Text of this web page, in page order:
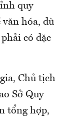
quy
văn hóa, dù
có đặc
Chủ tịch
Sở Quy
tổng hợp,